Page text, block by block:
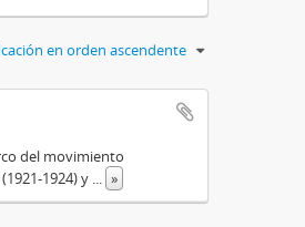
en orden ascendente
del movimiento
1924) y ... »